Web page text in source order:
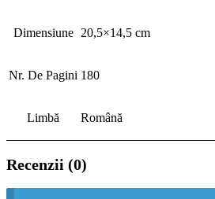
Dimensiune 20,5×14,5 cm
Nr. De Pagini 180
Limbă Română
Recenzii (0)